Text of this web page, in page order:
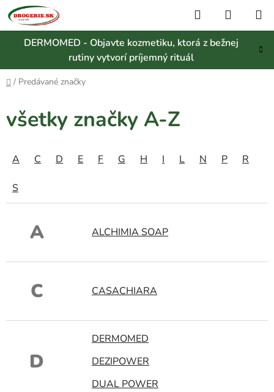
Prejsť
na
obsah
DERMOMED - Objavte kozmetiku, ktorá z bežnej
rutiny vytvorí príjemný rituál
Hľadať
KOŠÍK
Domov
/ Predávané značky
všetky značky A-Z
A C D E F G H I L N P R
S
A ALCHIMIA SOAP
C CASACHIARA
D
DERMOMED
DEZIPOWER
DUAL POWER